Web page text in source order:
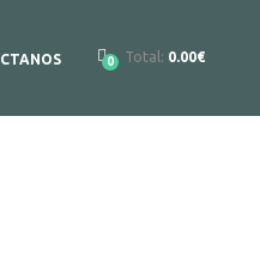
0 Total: 0.00€